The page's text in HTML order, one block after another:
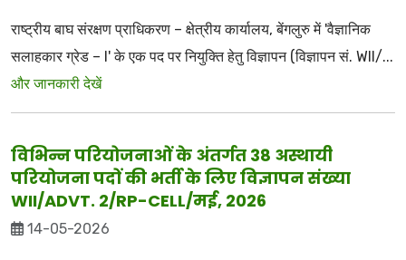
राष्ट्रीय बाघ संरक्षण प्राधिकरण – क्षेत्रीय कार्यालय, बेंगलुरु में 'वैज्ञानिक
सलाहकार ग्रेड – I' के एक पद पर नियुक्ति हेतु विज्ञापन (विज्ञापन सं. WII/...
और जानकारी देखें
विभिन्न परियोजनाओं के अंतर्गत 38 अस्थायी
परियोजना पदों की भर्ती के लिए विज्ञापन संख्या
WII/ADVT. 2/RP-CELL/मई, 2026
14-05-2026